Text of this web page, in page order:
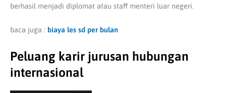
berhasil menjadi diplomat atau staff menteri luar negeri.
baca juga : biaya les sd per bulan
Peluang karir jurusan hubungan
internasional